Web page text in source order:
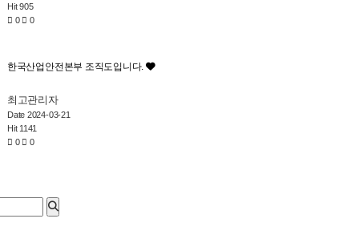
Hit 905
0
0
한국산업안전본부 조직도입니다.
최고관리자
Date 2024-03-21
Hit 1141
0
0